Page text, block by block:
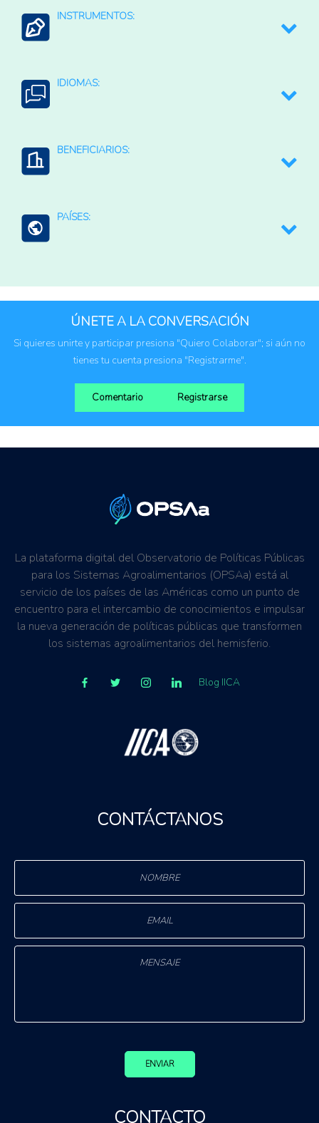
Contexto Agroalimentario
INSTRUMENTOS:
Medidas antidumping
Medidas compensatorias
IDIOMAS:
BENEFICIARIOS:
PAÍSES:
Marruecos
ÚNETE A LA CONVERSACIÓN
Si quieres unirte y participar presiona "Quiero Colaborar"; si aún no
tienes tu cuenta presiona "Registrarme".
Comentario Registrarse
La plataforma digital del Observatorio de Políticas Públicas
para los Sistemas Agroalimentarios (OPSAa) está al
servicio de los países de las Américas como un punto de
encuentro para el intercambio de conocimientos e impulsar
la nueva generación de políticas públicas que transformen
los sistemas agroalimentarios del hemisferio.
Blog IICA
CONTÁCTANOS
ENVIAR
CONTACTO